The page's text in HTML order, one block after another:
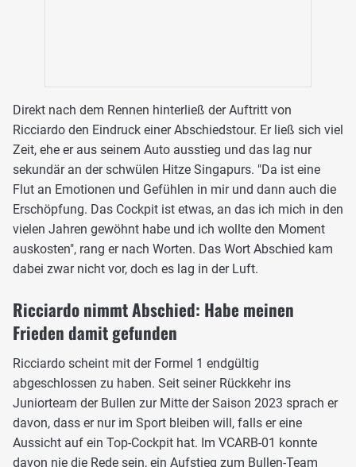
Direkt nach dem Rennen hinterließ der Auftritt von
Ricciardo den Eindruck einer Abschiedstour. Er ließ sich viel
Zeit, ehe er aus seinem Auto ausstieg und das lag nur
sekundär an der schwülen Hitze Singapurs. "Da ist eine
Flut an Emotionen und Gefühlen in mir und dann auch die
Erschöpfung. Das Cockpit ist etwas, an das ich mich in den
vielen Jahren gewöhnt habe und ich wollte den Moment
auskosten", rang er nach Worten. Das Wort Abschied kam
dabei zwar nicht vor, doch es lag in der Luft.
Ricciardo nimmt Abschied: Habe meinen
Frieden damit gefunden
Ricciardo scheint mit der Formel 1 endgültig
abgeschlossen zu haben. Seit seiner Rückkehr ins
Juniorteam der Bullen zur Mitte der Saison 2023 sprach er
davon, dass er nur im Sport bleiben will, falls er eine
Aussicht auf ein Top-Cockpit hat. Im VCARB-01 konnte
davon nie die Rede sein, ein Aufstieg zum Bullen-Team